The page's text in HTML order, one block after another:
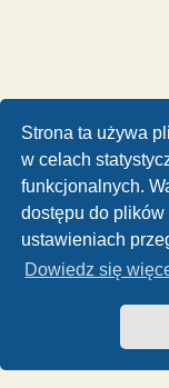
Strona ta używa
w celach
funkcjonalnych.
dostępu do
ustawieniach
Dowiedz się